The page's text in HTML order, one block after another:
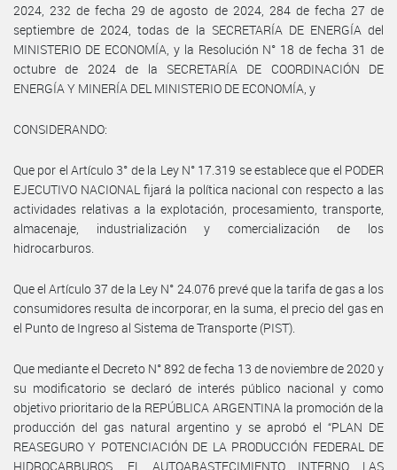
2024, 232 de fecha 29 de agosto de 2024, 284 de fecha 27 de
septiembre de 2024, todas de la SECRETARÍA DE ENERGÍA del
MINISTERIO DE ECONOMÍA, y la Resolución N° 18 de fecha 31 de
octubre de 2024 de la SECRETARÍA DE COORDINACIÓN DE
ENERGÍA Y MINERÍA DEL MINISTERIO DE ECONOMÍA, y
CONSIDERANDO:
Que por el Artículo 3° de la Ley N° 17.319 se establece que el PODER
EJECUTIVO NACIONAL fijará la política nacional con respecto a las
actividades relativas a la explotación, procesamiento, transporte,
almacenaje, industrialización y comercialización de los
hidrocarburos.
Que el Artículo 37 de la Ley N° 24.076 prevé que la tarifa de gas a los
consumidores resulta de incorporar, en la suma, el precio del gas en
el Punto de Ingreso al Sistema de Transporte (PIST).
Que mediante el Decreto N° 892 de fecha 13 de noviembre de 2020 y
su modificatorio se declaró de interés público nacional y como
objetivo prioritario de la REPÚBLICA ARGENTINA la promoción de la
producción del gas natural argentino y se aprobó el “PLAN DE
REASEGURO Y POTENCIACIÓN DE LA PRODUCCIÓN FEDERAL DE
HIDROCARBUROS, EL AUTOABASTECIMIENTO INTERNO, LAS